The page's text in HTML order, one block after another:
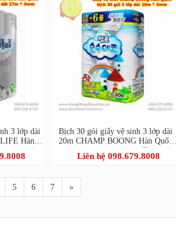
3 lớp dài
Hàn
화장지
Bịch 30 gói giấy vệ sinh 3 lớp dài
20m CHAMP BOONG Hàn Quốc
(챔프 순수데코 3겹 (30롤) *1팩)
Liên hệ 098.679.8008
5 6 7 »